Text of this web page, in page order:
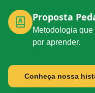
Proposta
Metodologia
por aprender.
Conheça nossa